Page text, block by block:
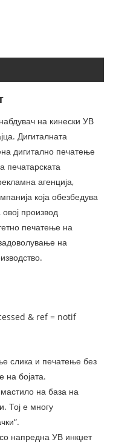
на кинески УВ
Дигиталната
дигитално печатење
печатарската
агенција,
која обезбедува
производ
печатење на
на
& ref = notif
слика и печатење без
на бојата.
на база на
Тој е многу
напредна УВ инкџет